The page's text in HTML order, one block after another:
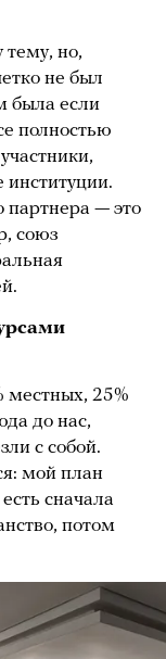
тему, но,
не был
была если
полностью
партнера — это
союз
местных, 25%
до нас,
с собой.
мой план
сначала
потом